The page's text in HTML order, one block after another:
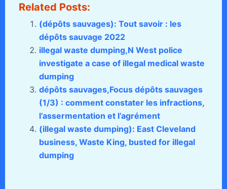
Related Posts:
(dépôts sauvages): Tout savoir : les
dépôts sauvage 2022
illegal waste dumping,N West police
investigate a case of illegal medical waste
dumping
dépôts sauvages,Focus dépôts sauvages
(1/3) : comment constater les infractions,
l’assermentation et l’agrément
(illegal waste dumping): East Cleveland
business, Waste King, busted for illegal
dumping